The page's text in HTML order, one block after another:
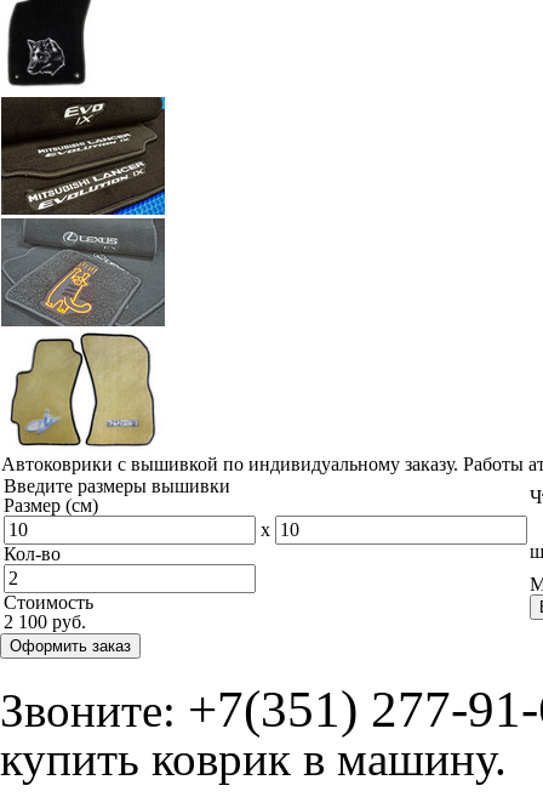
Звоните:
купить коврик в машину.
Наши работы
© ателье «Автоковрики
корпус 1.
На нашем сайте в целях
работоспособности